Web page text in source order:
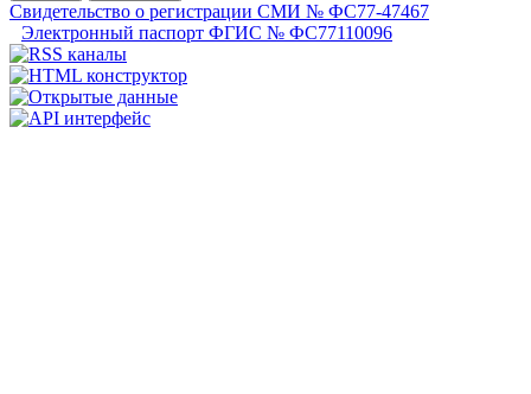
Свидетельство о регистрации СМИ № ФС77-47467
Электронный паспорт ФГИС № ФС77110096